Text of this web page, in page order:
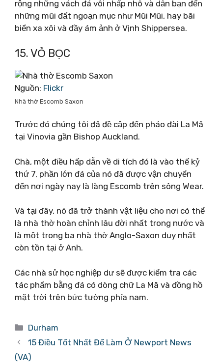
rộng những vách đá vôi nhấp nhô và dẫn bạn đến
những mũi đất ngoạn mục như Mũi Mũi, hay bãi
biển xa xôi và đầy ám ảnh ở Vịnh Shippersea.
15. VỎ BỌC
Nguồn: Flickr
Nhà thờ Escomb Saxon
Trước đó chúng tôi đã đề cập đến pháo đài La Mã
tại Vinovia gần Bishop Auckland.
Chà, một điều hấp dẫn về di tích đó là vào thế kỷ
thứ 7, phần lớn đá của nó đã được vận chuyển
đến nơi ngày nay là làng Escomb trên sông Wear.
Và tại đây, nó đã trở thành vật liệu cho nơi có thể
là nhà thờ hoàn chỉnh lâu đời nhất trong nước và
là một trong ba nhà thờ Anglo-Saxon duy nhất
còn tồn tại ở Anh.
Các nhà sử học nghiệp dư sẽ được kiểm tra các
tác phẩm bằng đá có dòng chữ La Mã và đồng hồ
mặt trời trên bức tường phía nam.
Danh
mục
Durham
15 Điều Tốt Nhất Để Làm Ở Newport News
(VA)